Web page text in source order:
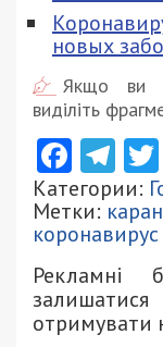
новых
Якщо ви
виділіть
Категории:
Метки:
Рекламні
отримувати